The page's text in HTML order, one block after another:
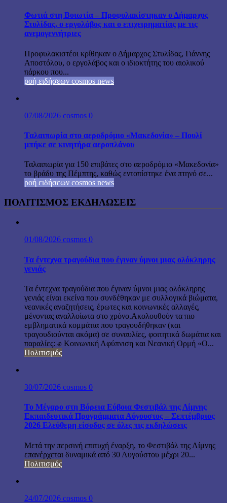
Φωτιά στη Βοιωτία – Προφυλακίστηκαν ο Δήμαρχος
Στυλίδας, ο εργολάβος και ο επιχειρηματίας με τις
ανεμογεννήτριες
Προφυλακιστέοι κρίθηκαν ο Δήμαρχος Στυλίδας, Γιάννης
Αποστόλου, ο εργολάβος και ο ιδιοκτήτης του αιολικού
πάρκου που...
ροή ειδήσεων cosmos news
07/08/2026 cosmos 0
Ταλαιπωρία στο αεροδρόμιο «Μακεδονία» – Πουλί
μπήκε σε κινητήρα αεροπλάνου
Ταλαιπωρία για 150 επιβάτες στο αεροδρόμιο «Μακεδονία»
το βράδυ της Πέμπτης, καθώς εντοπίστηκε ένα πτηνό σε...
ροή ειδήσεων cosmos news
ΠΟΛΙΤΙΣΜΟΣ ΕΚΔΗΛΩΣΕΙΣ
01/08/2026 cosmos 0
Τα έντεχνα τραγούδια που έγιναν ύμνοι μιας ολόκληρης
γενιάς
Τα έντεχνα τραγούδια που έγιναν ύμνοι μιας ολόκληρης
γενιάς είναι εκείνα που συνδέθηκαν με συλλογικά βιώματα,
νεανικές αναζητήσεις, έρωτες και κοινωνικές αλλαγές,
μένοντας αναλλοίωτα στο χρόνο.Ακολουθούν τα πιο
εμβληματικά κομμάτια που τραγουδήθηκαν (και
τραγουδιούνται ακόμα) σε συναυλίες, φοιτητικά δωμάτια και
παραλίες: ✊ Κοινωνική Αφύπνιση και Νεανική Ορμή «Ο...
Πολιτισμός
30/07/2026 cosmos 0
Το Μέγαρο στη Βόρεια Εύβοια Φεστιβάλ της Λίμνης
Εκπαιδευτικά Προγράμματα Αύγουστος – Σεπτέμβριος
2026 Ελεύθερη είσοδος σε όλες τις εκδηλώσεις
Μετά την περσινή επιτυχή έναρξη, το Φεστιβάλ της Λίμνης
επανέρχεται δυναμικά από 30 Αυγούστου μέχρι 20...
Πολιτισμός
24/07/2026 cosmos 0